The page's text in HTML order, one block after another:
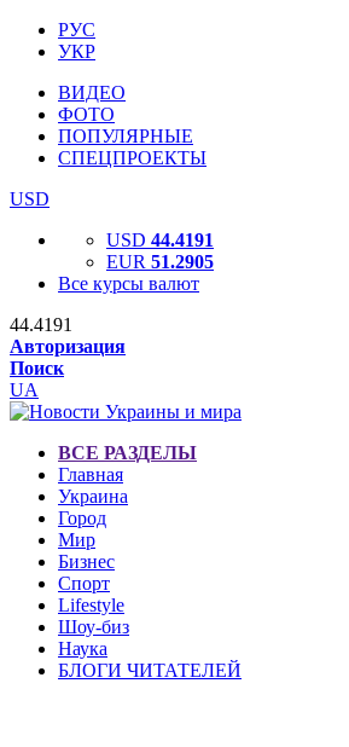
РУС
УКР
ВИДЕО
ФОТО
ПОПУЛЯРНЫЕ
СПЕЦПРОЕКТЫ
USD
USD 44.4191
EUR 51.2905
Все курсы валют
44.4191
Авторизация
Поиск
UA
ВСЕ РАЗДЕЛЫ
Главная
Украина
Город
Мир
Бизнес
Спорт
Lifestyle
Шоу-биз
Наука
БЛОГИ ЧИТАТЕЛЕЙ